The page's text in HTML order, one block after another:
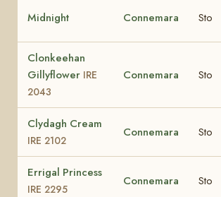
Midnight Connemara Sto
Clonkeehan
Gillyflower IRE
2043
Connemara Sto
Clydagh Cream
IRE 2102
Connemara Sto
Errigal Princess
IRE 2295
Connemara Sto